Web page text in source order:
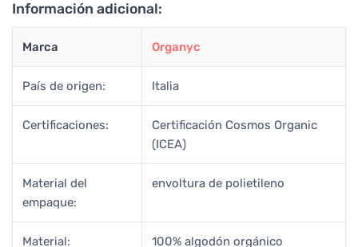
Información adicional:
Marca Organyc
País de origen: Italia
Certificaciones:
Certificación Cosmos Organic
(ICEA)
Material del
empaque:
envoltura de polietileno
Material: 100% algodón orgánico